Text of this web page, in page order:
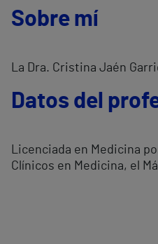
Sobre mí
La Dra. Cristina Jaén
Datos del
Licenciada en Medicina
Clínicos en Medicina, el